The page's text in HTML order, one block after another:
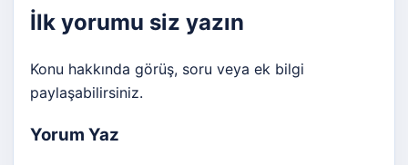
İlk yorumu siz yazın
Konu hakkında görüş, soru veya ek bilgi
paylaşabilirsiniz.
Yorum Yaz